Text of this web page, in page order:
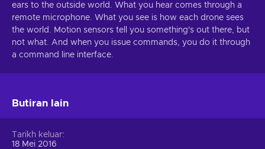
ears to the outside world. What you hear comes through a
remote microphone. What you see is how each drone sees
the world. Motion sensors tell you something's out there, but
not what. And when you issue commands, you do it through
a command line interface.
Butiran lain
Tarikh keluar
18 Mei 2016